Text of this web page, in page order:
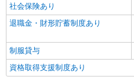
社会保険あり
退職金・財形貯蓄制度あり
制服貸与
資格取得支援制度あり